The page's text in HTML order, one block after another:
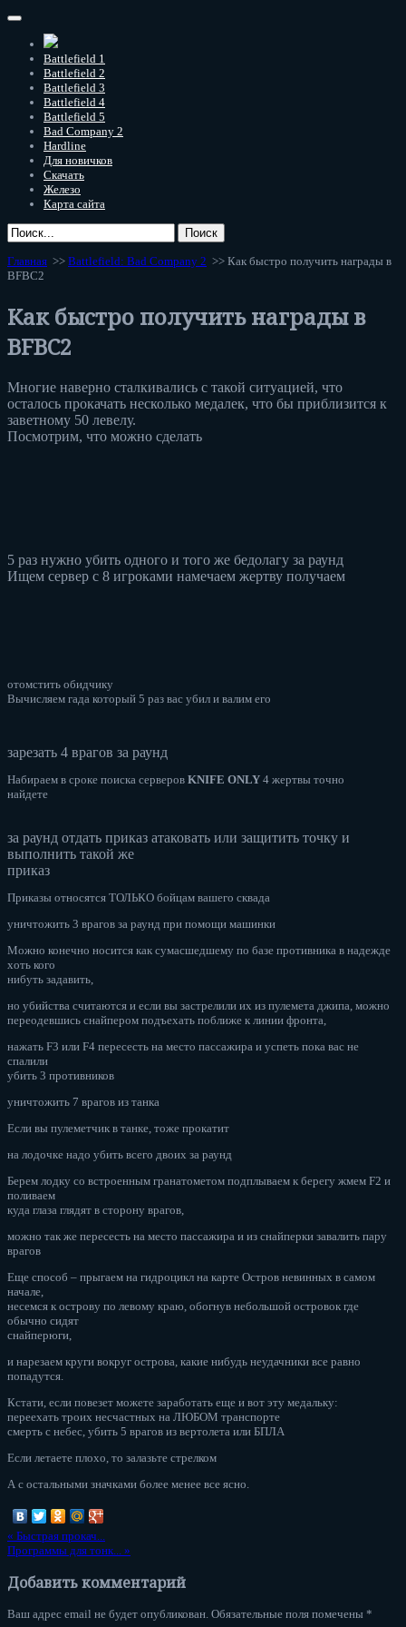
Battlefield 1
Battlefield 2
Battlefield 3
Battlefield 4
Battlefield 5
Bad Company 2
Hardline
Для новичков
Скачать
Железо
Карта сайта
Главная >> Battlefield: Bad Company 2 >> Как быстро получить награды в
BFBC2
Как быстро получить награды в
BFBC2
Многие наверно сталкивались с такой ситуацией, что
осталось прокачать несколько медалек, что бы приблизится к
заветному 50 левелу.
Посмотрим, что можно сделать
5 раз нужно убить одного и того же бедолагу за раунд
Ищем сервер с 8 игроками намечаем жертву получаем
отомстить обидчику
Вычисляем гада который 5 раз вас убил и валим его
зарезать 4 врагов за раунд
Набираем в сроке поиска серверов KNIFE ONLY 4 жертвы точно
найдете
за раунд отдать приказ атаковать или защитить точку и
выполнить такой же
приказ
Приказы относятся ТОЛЬКО бойцам вашего сквада
уничтожить 3 врагов за раунд при помощи машинки
Можно конечно носится как сумасшедшему по базе противника в надежде
хоть кого
нибуть задавить,
но убийства считаются и если вы застрелили их из пулемета джипа, можно
переодевшись снайпером подъехать поближе к линии фронта,
нажать F3 или F4 пересесть на место пассажира и успеть пока вас не
спалили
убить 3 противников
уничтожить 7 врагов из танка
Если вы пулеметчик в танке, тоже прокатит
на лодочке надо убить всего двоих за раунд
Берем лодку со встроенным гранатометом подплываем к берегу жмем F2 и
поливаем
куда глаза глядят в сторону врагов,
можно так же пересесть на место пассажира и из снайперки завалить пару
врагов
Еще способ – прыгаем на гидроцикл на карте Остров невинных в самом
начале,
несемся к острову по левому краю, обогнув небольшой островок где
обычно сидят
снайперюги,
и нарезаем круги вокруг острова, какие нибудь неудачники все равно
попадутся.
Кстати, если повезет можете заработать еще и вот эту медальку:
переехать троих несчастных на ЛЮБОМ транспорте
смерть с небес, убить 5 врагов из вертолета или БПЛА
Если летаете плохо, то залазьте стрелком
А с остальными значками более менее все ясно.
« Быстрая прокач...
Программы для тонк... »
Добавить комментарий
Ваш адрес email не будет опубликован. Обязательные поля помечены *